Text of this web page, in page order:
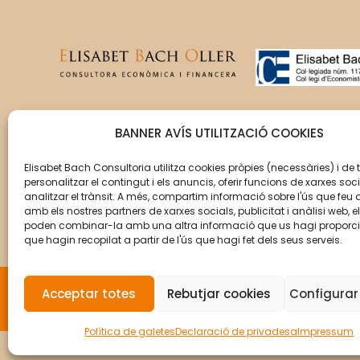
BANNER AVÍS UTILITZACIÓ COOKIES
Elisabet Bach Consultoria utilitza cookies pròpies (necessàries) i de
personalitzar el contingut i els anuncis, oferir funcions de xarxes
analitzar el trànsit. A més, compartim informació sobre l'ús que feu
amb els nostres partners de xarxes socials, publicitat i anàlisi web,
poden combinar-la amb una altra informació que us hagi
que hagin recopilat a partir de l'ús que hagi fet dels seus serveis.
Acceptar totes Rebutjar cookies
Política de galetesDeclaració de privadesaImpressum
del creixement de la teva
empresa perquè aquesta
assoleixi els seus objectius.
© Copyright 2026 Elisabet Bach Oller por